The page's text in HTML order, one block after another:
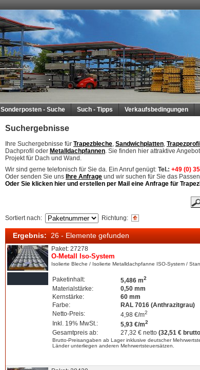
Sonderposten - Suche Such - Tipps Verkaufsbedingungen
Suchergebnisse
Ihre Suchergebnisse für Trapezbleche, Sandwichplatten,
Dachprofil oder Metalldachpfannen. Sie finden hier attraktive
Projekt für Dach und Wand.
Wir sind gerne telefonisch für Sie da. Ein Anruf genügt: Tel.: +49 (0)
Oder senden Sie uns Ihre Anfrage und wir suchen für Sie das
Oder Sie klicken hier und erstellen per Mail eine Anfrage für
Sortiert nach: Richtung:
Ergebnis: 26 - Elemente gefunden
Paket: 27278
O-Metall Iso-System
Isolierte Bleche / Isolierte Metalldachpfanne ISO-System /
Paketinhalt: 5,486 m2
Materialstärke:
0,50 mm
Kernstärke:
60 mm
Farbe:
RAL 7016 (Anthrazitgrau)
Netto-Preis:
4,98 €/m2
Inkl. 19% MwSt.: 5,93 €/m2
Gesamtpreis ab: 27,32 € netto (32,51 €
Brutto-Preisangaben ab Lager inklusive deutscher
Länder unterliegen anderen Mehrwertsteuersätzen.